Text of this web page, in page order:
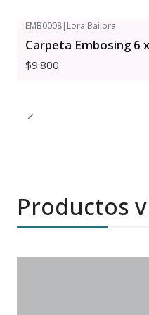
EMB0008| Lora Bailora
Carpeta Embosing 6
$9.800
Productos